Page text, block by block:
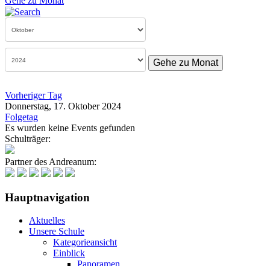
Gehe zu Monat
Vorheriger Tag
Donnerstag, 17. Oktober 2024
Folgetag
Es wurden keine Events gefunden
Schulträger:
Partner des Andreanum:
Hauptnavigation
Aktuelles
Unsere Schule
Kategorieansicht
Einblick